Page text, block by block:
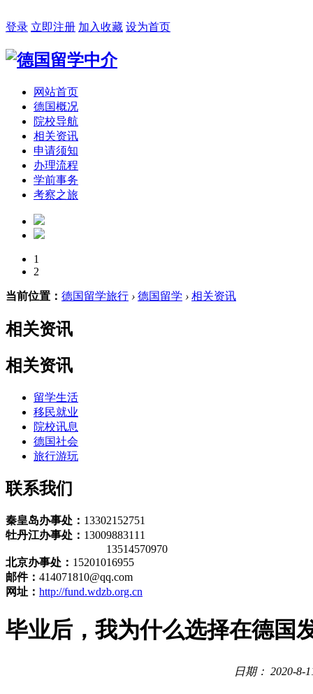
登录 立即注册 加入收藏 设为首页
网站首页
德国概况
院校导航
相关资讯
申请须知
办理流程
学前事务
考察之旅
1
2
当前位置： 德国留学旅行 › 德国留学 › 相关资讯
相关资讯
相关资讯
留学生活
移民就业
院校讯息
德国社会
旅行游玩
联系我们
秦皇岛办事处： 13302152751
牡丹江办事处： 13009883111
13514570970
北京办事处： 15201016955
邮件： 414071810@qq.com
网址： http://fund.wdzb.org.cn
毕业后，我为什么选择在德国
日期： 2020-